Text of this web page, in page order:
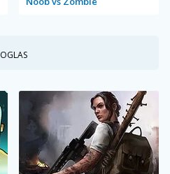
OGLAS